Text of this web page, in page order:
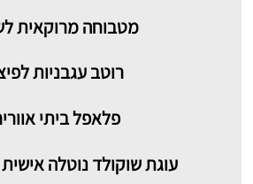
מטבוחה מרוקאית
רוטב עגבניות
פלאפל ביתי
עוגת שוקולד נוטלה